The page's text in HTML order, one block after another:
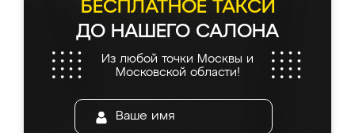
БЕСПЛАТНОЕ ТАКСИ
ДО НАШЕГО САЛОНА
Из любой точки Москвы и
Московской области!